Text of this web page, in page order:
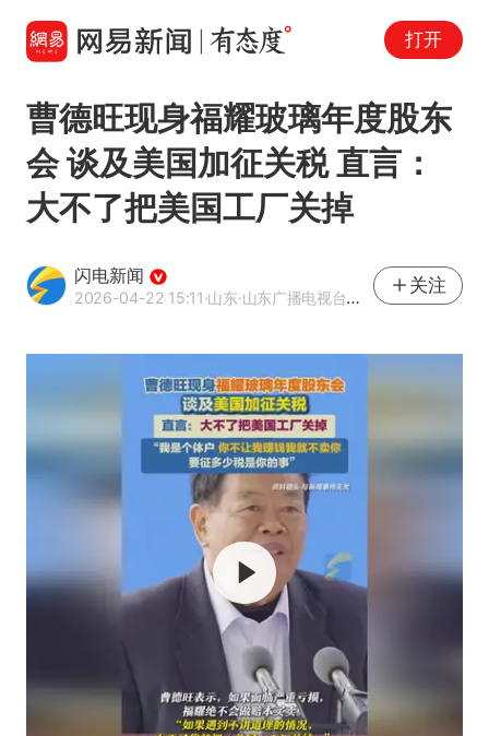
打开
曹德旺现身福耀玻璃年度股东
会 谈及美国加征关税 直言：
大不了把美国工厂关掉
闪电新闻
2026-04-22 15:11·山东·山东广播电视台官方APP闪电新闻
关注